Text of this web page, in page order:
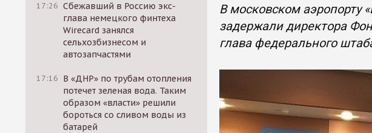
17:26 Сбежавший в Россию экс-
глава немецкого финтеха
Wirecard занялся
сельхозбизнесом и
автозапчастями
17:16 В «ДНР» по трубам отопления
потечет зеленая вода. Таким
образом «власти» решили
бороться со сливом воды из
батарей
В московском аэропорту
задержали директора
глава федерального